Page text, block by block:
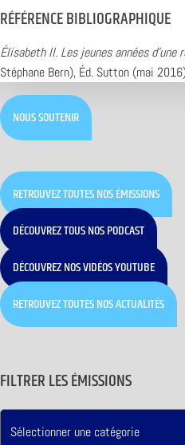
RÉFÉRENCE BIBLIOGRAPHIQUE
Élisabeth II. Les jeunes années d’une
Stéphane Bern), Éd. Sutton (mai
NOUS SOUTENIR
RETROUVEZ TOUTES NOS ÉMISSIONS
DÉCOUVREZ TOUS NOS PODCAST
DÉCOUVREZ NOS VIDÉOS YOUTUBE
RETROUVEZ TOUTES NOS ACTUALITÉS
FILTRER LES ÉMISSIONS